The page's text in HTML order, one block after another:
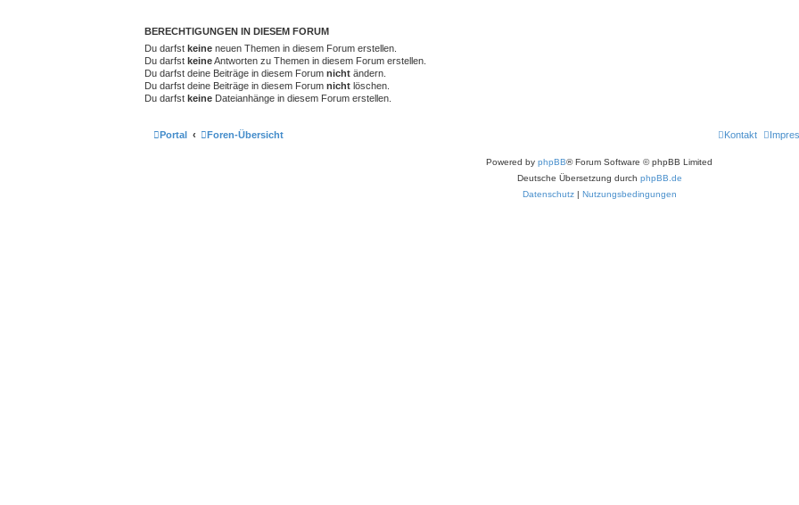
BERECHTIGUNGEN IN DIESEM FORUM
Du darfst keine neuen Themen in diesem Forum erstellen.
Du darfst keineAntworten zu Themen in diesem Forum erstellen.
Du darfst deine Beiträge in diesem Forum nicht ändern.
Du darfst deine Beiträge in diesem Forum nicht löschen.
Du darfst keine Dateianhänge in diesem Forum erstellen.
Portal Foren-Übersicht Kontakt
Powered by phpBB® Forum Software © phpBB Limited
Deutsche Übersetzung durch phpBB.de
Datenschutz| Nutzungsbedingungen